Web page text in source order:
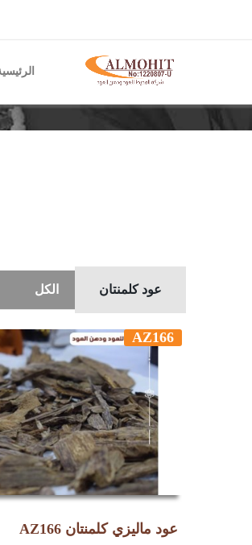
عود كلمنتان الكل
AZ166
عود ماليزي كلمنتان AZ166